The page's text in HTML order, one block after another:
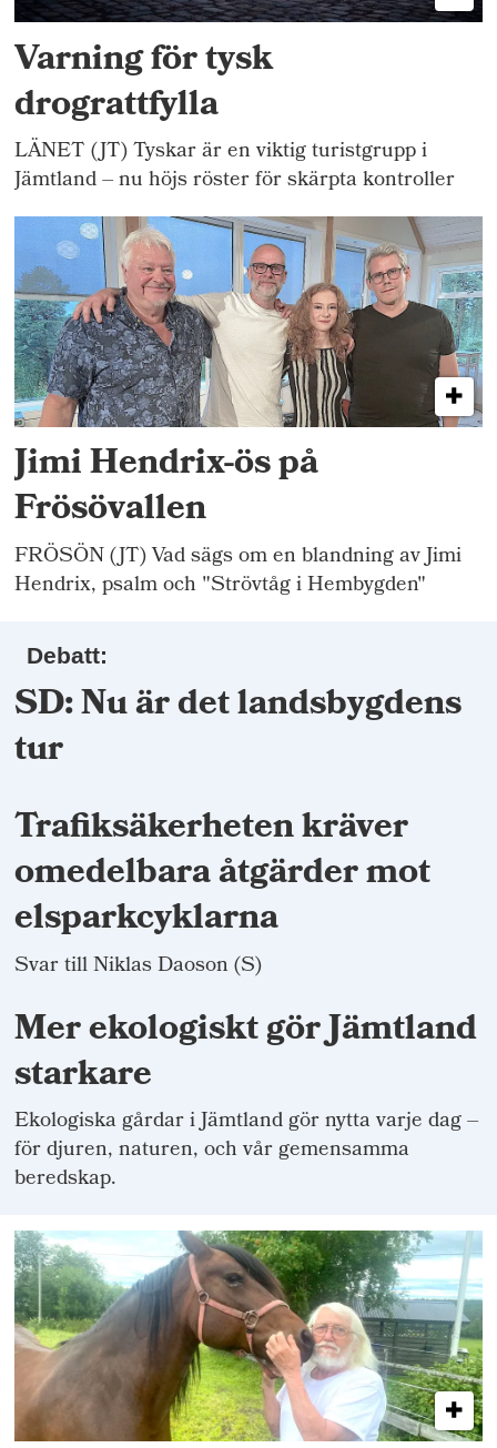
Varning för tysk
drograttfylla
LÄNET (JT) Tyskar är en viktig turistgrupp i
Jämtland – nu höjs röster för skärpta kontroller
Jimi Hendrix-ös på
Frösövallen
FRÖSÖN (JT) Vad sägs om en blandning av Jimi
Hendrix, psalm och "Strövtåg i Hembygden"
Debatt:
SD: Nu är det landsbygdens
tur
Trafiksäkerheten kräver
omedelbara åtgärder mot
elsparkcyklarna
Svar till Niklas Daoson (S)
Mer ekologiskt gör Jämtland
starkare
Ekologiska gårdar i Jämtland gör nytta varje dag –
för djuren, naturen, och vår gemensamma
beredskap.